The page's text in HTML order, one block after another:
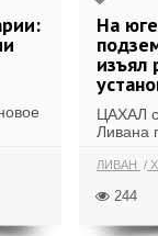
На
изъял
ЦАХАЛ
Ливана
ЛИВАН
244